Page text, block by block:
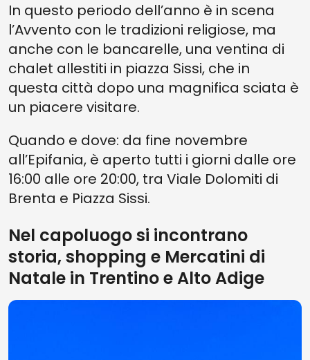
In questo periodo dell’anno è in scena
l’Avvento con le tradizioni religiose, ma
anche con le bancarelle, una ventina di
chalet allestiti in piazza Sissi, che in
questa città dopo una magnifica sciata è
un piacere visitare.
Quando e dove: da fine novembre
all’Epifania, è aperto tutti i giorni dalle ore
16:00 alle ore 20:00, tra Viale Dolomiti di
Brenta e Piazza Sissi.
Nel capoluogo si incontrano
storia, shopping e Mercatini di
Natale in Trentino e Alto Adige